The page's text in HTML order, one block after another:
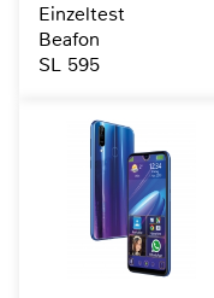
Einzeltest
Beafon
SL 595